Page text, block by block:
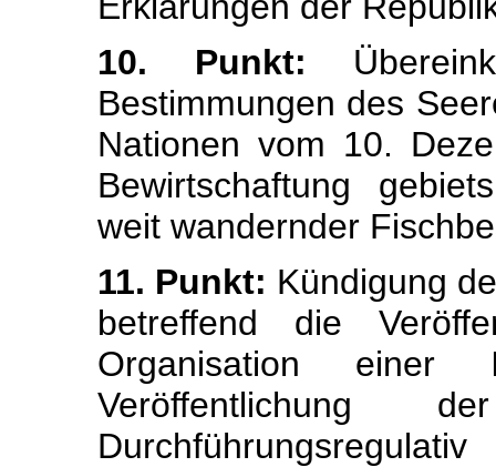
10. Punkt:
Bestimmungen des
Nationen vom 10.
Bewirtschaftung
weit wandernder
11. Punkt: Kündigung
betreffend die
Organisation einer
Veröffentlichung
Durchführungsregulativ